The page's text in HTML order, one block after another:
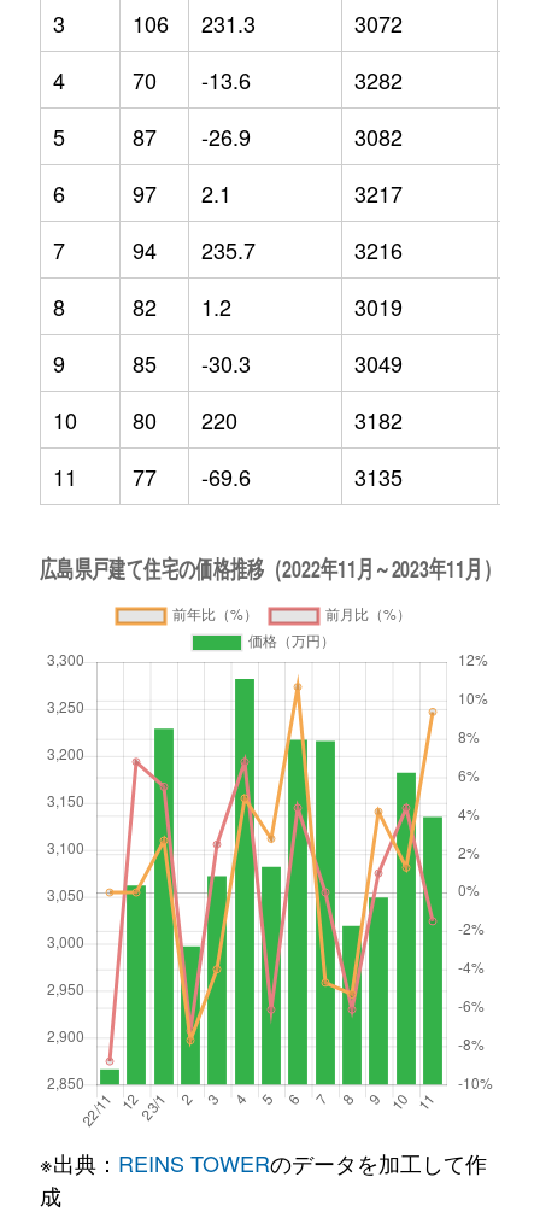
3
106 231.3 3072
4
70 -13.6 3282
5
87 -26.9 3082
6
97 2.1 3217
7
94 235.7 3216
8
82 1.2 3019
9
85 -30.3 3049
10
80 220 3182
11
77 -69.6 3135
※出典： REINS TOWERのデータを加工して作
成